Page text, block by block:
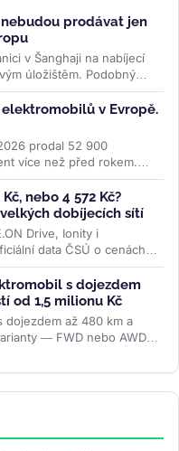
prodávat jen
v Šanghaji na nabíjecí
úložištěm. Podobný
v Evropě.
prodal 52 900
více než před rokem.
nebo 4 572 Kč?
dobíjecích sítí
Drive, Ionity i
data ČSÚ o cenách
s dojezdem
od 1,5 milionu Kč
dojezdem až 480 km a
— FWD nebo AWD